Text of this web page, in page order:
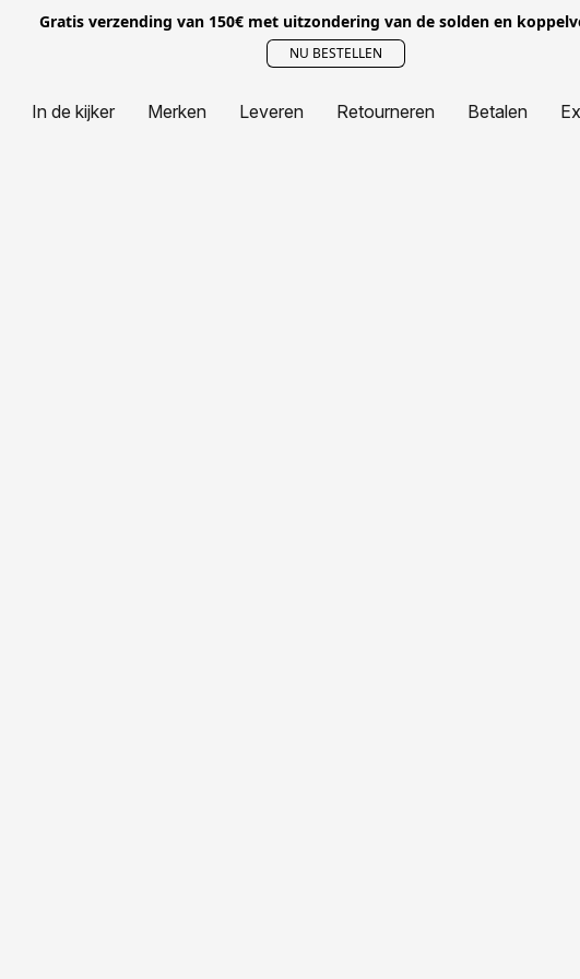
Gratis verzending van 150€ met uitzondering van de solden en
NU BESTELLEN
In de kijker Merken Leveren Retourneren Betalen